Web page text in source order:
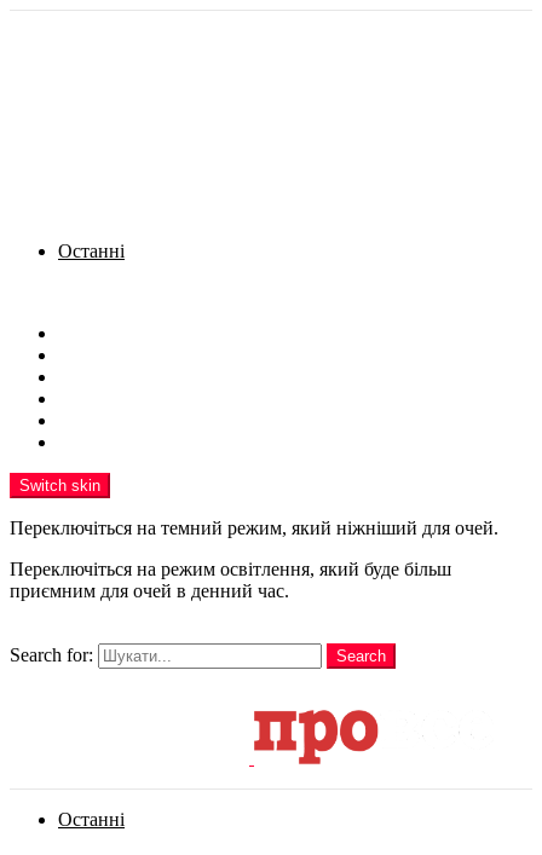
Останні
Switch skin
Переключіться на темний режим, який ніжніший для очей.
Переключіться на режим освітлення, який буде більш
приємним для очей в денний час.
Search for:
Search
Останні